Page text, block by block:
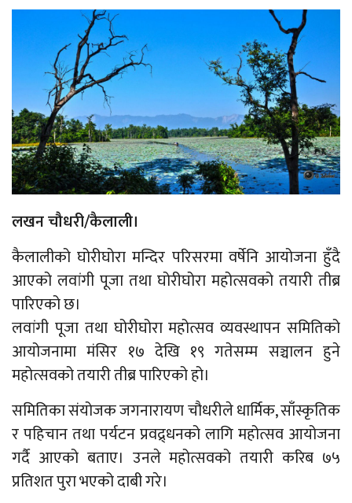
लखन चौधरी/कैलाली।
कैलालीको घोरीघोरा मन्दिर परिसरमा वर्षेनि आयोजना हुँदै
आएको लवांगी पूजा तथा घोरीघोरा महोत्सवको तयारी तीब्र
पारिएको छ।
लवांगी पूजा तथा घोरीघोरा महोत्सव व्यवस्थापन समितिको
आयोजनामा मंसिर १७ देखि १९ गतेसम्म सञ्चालन हुने
महोत्सवको तयारी तीब्र पारिएको हो।
समितिका संयोजक जगनारायण चौधरीले धार्मिक, साँस्कृतिक
र पहिचान तथा पर्यटन प्रवद्र्धनको लागि महोत्सव आयोजना
गर्दै आएको बताए। उनले महोत्सवको तयारी करिब ७५
प्रतिशत पुरा भएको दाबी गरे।